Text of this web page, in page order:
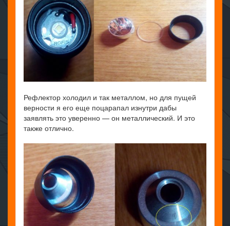
Рефлектор холодил и так металлом, но для пущей
верности я его еще поцарапал изнутри дабы
заявлять это уверенно — он металлический. И это
также отлично.